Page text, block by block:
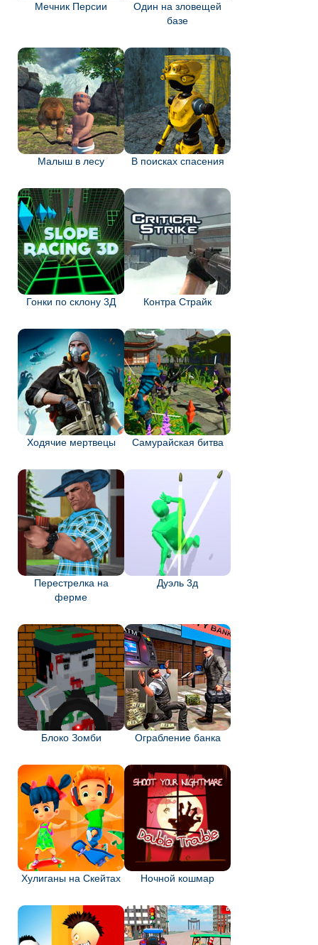
Мечник Персии
Один на зловещей
базе
Малыш в лесу В поисках спасения
Гонки по склону 3Д Контра Страйк
Ходячие мертвецы Самурайская битва
Перестрелка на
ферме
Дуэль 3д
Блоко Зомби Ограбление банка
Хулиганы на Скейтах Ночной кошмар